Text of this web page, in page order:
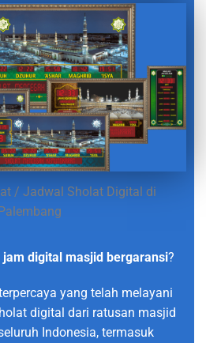
/ Jadwal Sholat Digital di
jam digital masjid bergaransi?
yang telah melayani
digital dari ratusan masjid
Indonesia, termasuk